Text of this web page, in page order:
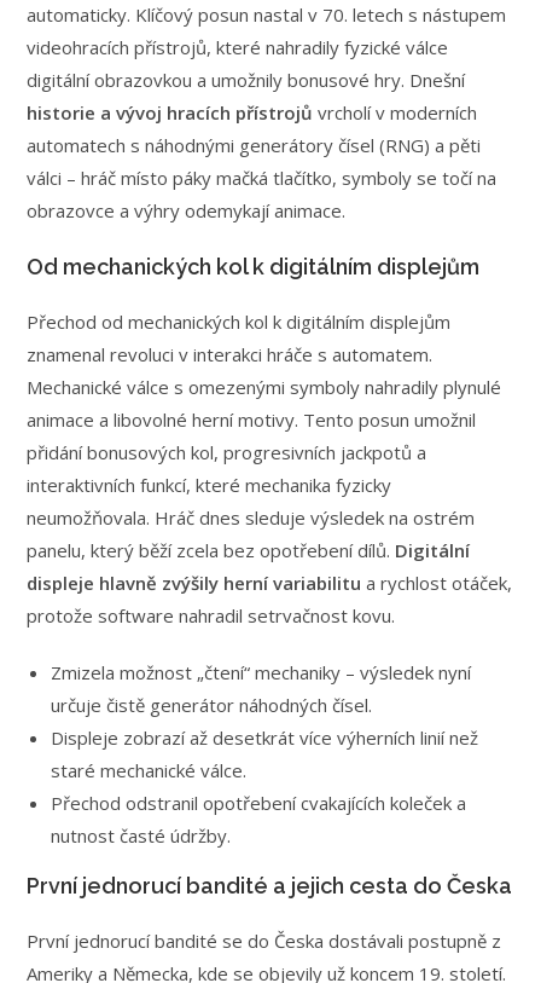
automaticky. Klíčový posun nastal v 70. letech s nástupem
videohracích přístrojů, které nahradily fyzické válce
digitální obrazovkou a umožnily bonusové hry. Dnešní
historie a vývoj hracích přístrojů vrcholí v moderních
automatech s náhodnými generátory čísel (RNG) a pěti
válci – hráč místo páky mačká tlačítko, symboly se točí na
obrazovce a výhry odemykají animace.
Od mechanických kol k digitálním displejům
Přechod od mechanických kol k digitálním displejům
znamenal revoluci v interakci hráče s automatem.
Mechanické válce s omezenými symboly nahradily plynulé
animace a libovolné herní motivy. Tento posun umožnil
přidání bonusových kol, progresivních jackpotů a
interaktivních funkcí, které mechanika fyzicky
neumožňovala. Hráč dnes sleduje výsledek na ostrém
panelu, který běží zcela bez opotřebení dílů. Digitální
displeje hlavně zvýšily herní variabilitu a rychlost otáček,
protože software nahradil setrvačnost kovu.
Zmizela možnost „čtení“ mechaniky – výsledek nyní
určuje čistě generátor náhodných čísel.
Displeje zobrazí až desetkrát více výherních linií než
staré mechanické válce.
Přechod odstranil opotřebení cvakajících koleček a
nutnost časté údržby.
První jednorucí bandité a jejich cesta do Česka
První jednorucí bandité se do Česka dostávali postupně z
Ameriky a Německa, kde se objevily už koncem 19. století.